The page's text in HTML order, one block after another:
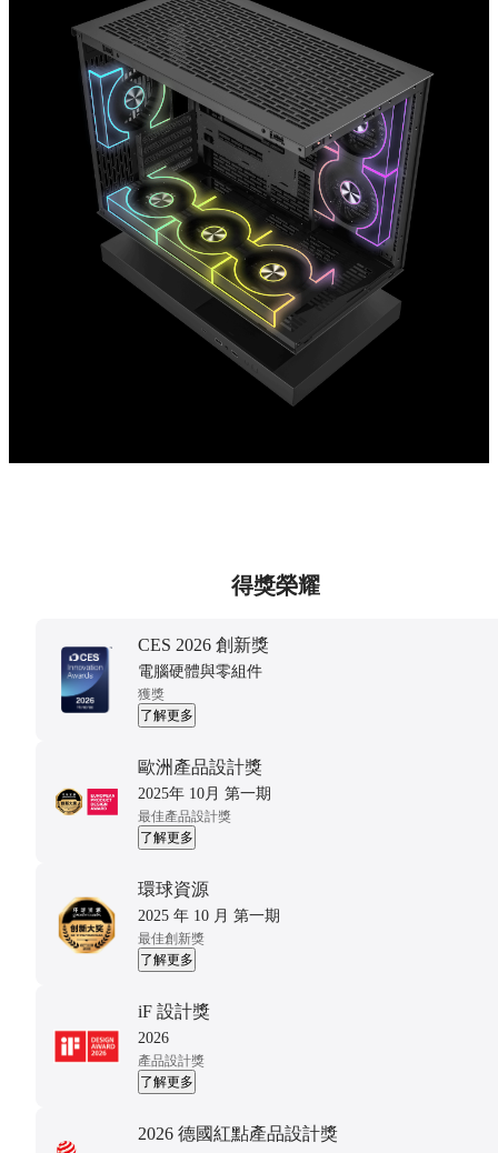
得獎榮耀
CES 2026 創新獎
電腦硬體與零組件
獲獎
了解更多
歐洲產品設計獎
2025年 10月 第一期
最佳產品設計獎
了解更多
環球資源
2025 年 10 月 第一期
最佳創新獎
了解更多
iF 設計獎
2026
產品設計獎
了解更多
2026 德國紅點產品設計獎